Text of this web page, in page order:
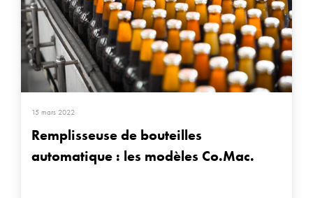
15 mars 2022
Remplisseuse de bouteilles
automatique : les modèles Co.Mac.